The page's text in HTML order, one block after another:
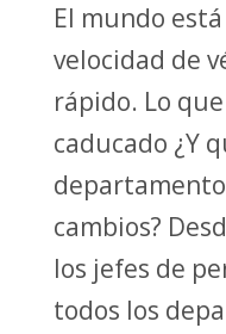
El mundo
velocidad de
rápido. Lo
caducado ¿Y
cambios?
los jefes de
todos los